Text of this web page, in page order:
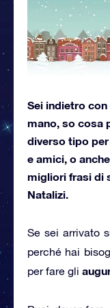
Sei indietro
mano, so cosa
diverso tipo
e amici, o
migliori frasi di
Natalizi.
Se sei arrivato
perché hai
per fare gli